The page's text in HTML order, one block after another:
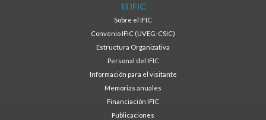
El IFIC
Sobre el IFIC
Convenio IFIC (UVEG-CSIC)
Estructura Organizativa
Personal del IFIC
Información para el visitante
Memorias anuales
Financiación IFIC
Publicaciones